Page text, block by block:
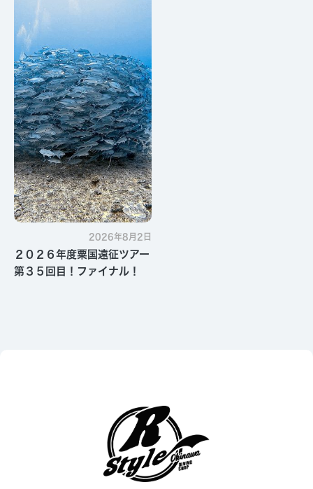
2026年8月2日
２０２６年度粟国遠征ツアー
第３５回目！ファイナル！